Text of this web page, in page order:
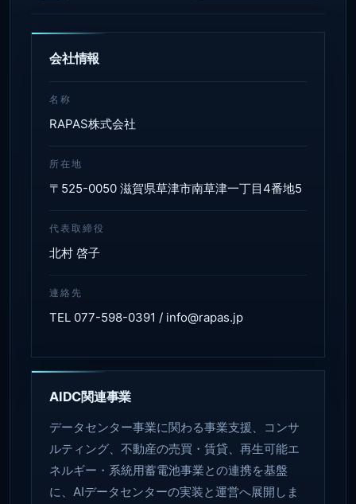
会社情報
名称
RAPAS株式会社
所在地
〒525-0050 滋賀県草津市南草津一丁目4番地5
代表取締役
北村 啓子
連絡先
TEL 077-598-0391 / info@rapas.jp
AIDC関連事業
データセンター事業に関わる事業支援、コンサ
ルティング、不動産の売買・賃貸、再生可能エ
ネルギー・系統用蓄電池事業との連携を基盤
に、AIデータセンターの実装と運営へ展開しま